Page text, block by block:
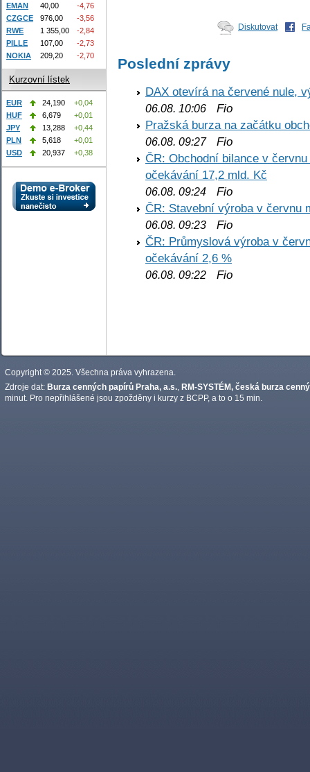
Diskutovat
Poslední zprávy
DAX otevírá na červené nule,
06.08. 10:06 Fio
Pražská burza na začátku
06.08. 09:27Fio
ČR: Obchodní bilance v
očekávání 17,2 mld. Kč
06.08. 09:24 Fio
ČR: Stavební výroba v červnu
06.08. 09:23 Fio
ČR: Průmyslová výroba v
očekávání 2,6 %
06.08. 09:22 Fio
EMAN 40,00
-4,76
CZGCE
976,00
-3,56
RWE
1 355,00
-2,84
PILLE
107,00
-2,73
NOKIA
209,20 -2,70
Kurzovní lístek
EUR 24,190
+0,04
HUF
6,679
+0,01
JPY
13,288
+0,44
PLN
5,618
+0,01
USD
20,937 +0,38
Copyright © 2025. Všechna práva vyhrazena.
Zdroje dat: Burza cenných papírů Praha, a.s. RM-SYSTÉM, česká burza
minut. Pro nepřihlášené jsou zpožděny i kurzy z BCPP, a to o 15 min.